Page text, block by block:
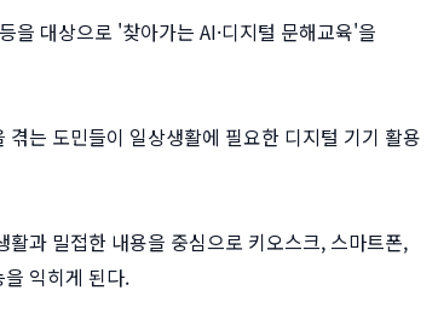
을 대상으로 '찾아가는 AI·디지털 문해교육'을
는 도민들이 일상생활에 필요한 디지털 기기 활용
과 밀접한 내용을 중심으로 키오스크, 스마트폰,
익히게 된다.